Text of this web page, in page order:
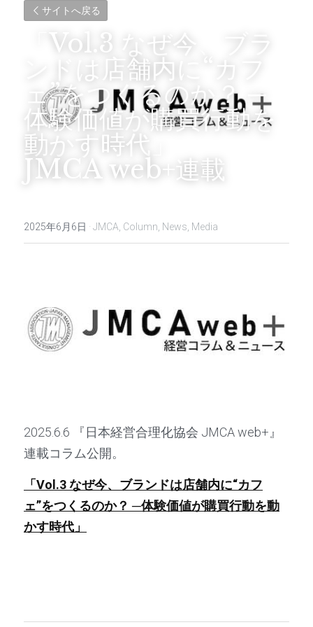
サイトへ戻る
「Vol.3 なぜ今、ブラ
ンドは店舗内に“カフ
ェ”をつくるのか？ ─
体験価値が購買行動を
動かす時代」
JMCA web+連載
2025年6月6日 · JMCA, Column, News, Media
2025.6.6 『日本経営合理化協会 JMCA web+』
連載コラム公開。
「Vol.3 なぜ今、ブランドは店舗内に“カフ
ェ”をつくるのか？ ─体験価値が購買行動を動
かす時代」